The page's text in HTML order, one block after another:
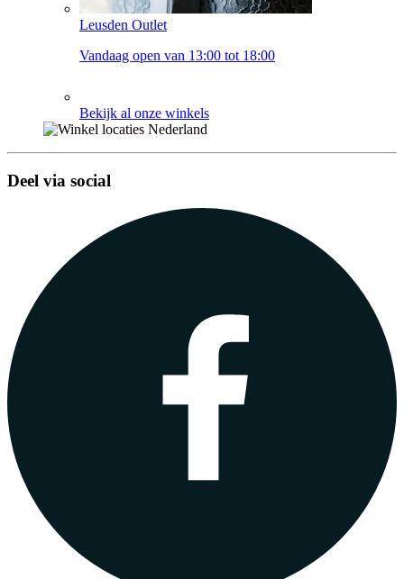
Leusden Outlet
Vandaag open van 13:00 tot 18:00
Bekijk al onze winkels
Deel via social